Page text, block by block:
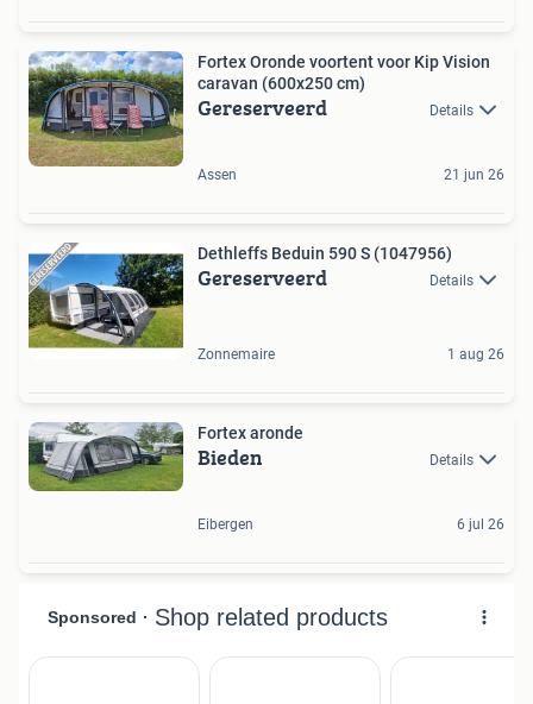
Fortex Oronde voortent voor Kip Vision
caravan (600x250 cm)
Gereserveerd Details
Assen 21 jun 26
Dethleffs Beduin 590 S (1047956)
Gereserveerd Details
Zonnemaire 1 aug 26
Fortex aronde
Bieden Details
Eibergen 6 jul 26